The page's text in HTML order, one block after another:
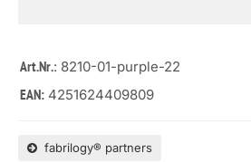
Art.Nr.: 8210-01-purple-22
EAN: 4251624409809
fabrilogy® partners